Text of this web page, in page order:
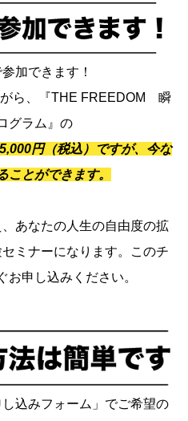
加できます！
がら、『THE FREEDOM 瞬
グラム』の
円（税込）ですが、今な
ことができます。
あなたの人生の自由度の拡
ミナーになります。このチ
お申し込みください。
込みフォーム」でご希望の